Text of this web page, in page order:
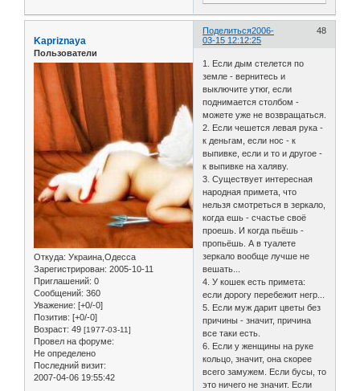
Поделиться 48
2006-
03-15 12:12:25
Kapriznaya
Пользователи
Откуда: Украина,Одесса
Зарегистрирован: 2005-10-11
Приглашений: 0
Сообщений: 360
Уважение: [+0/-0]
Позитив: [+0/-0]
Возраст: 49 [1977-03-11]
Провел на форуме:
Не определено
Последний визит:
2007-04-06 19:55:42
1. Если дым стелется по
земле - вернитесь и
выключите утюг, если
поднимается столбом -
можете уже не возвращаться.
2. Если чешется левая рука -
к деньгам, если нос - к
выпивке, если и то и другое -
к выпивке на халяву.
3. Существует интересная
народная примета, что
нельзя смотреться в зеркало,
когда ешь - счастье своё
проешь. И когда пьёшь -
пропьёшь. А в туалете
зеркало вообще лучше не
вешать...
4. У кошек есть примета:
если дорогу перебежит негр...
5. Если муж дарит цветы без
причины - значит, причина
все таки есть.
6. Если у женщины на руке
кольцо, значит, она скорее
всего замужем. Если бусы, то
это ничего не значит. Если